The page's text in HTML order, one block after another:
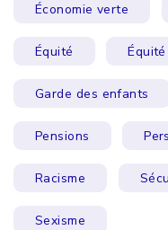
Économie verte
Équité
Garde des enfants
Pensions
Racisme
Sexisme